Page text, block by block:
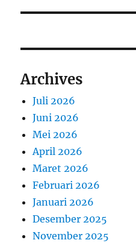
Archives
Juli 2026
Juni 2026
Mei 2026
April 2026
Maret 2026
Februari 2026
Januari 2026
Desember 2025
November 2025